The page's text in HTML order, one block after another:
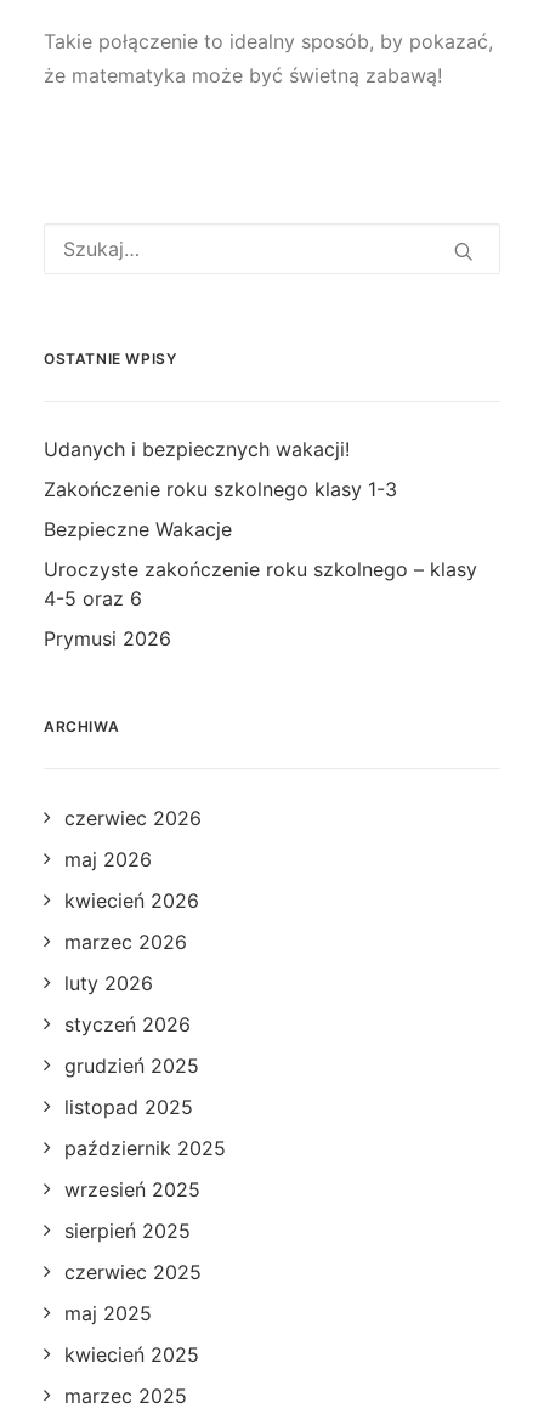
Takie połączenie to idealny sposób, by pokazać,
że matematyka może być świetną zabawą!
OSTATNIE WPISY
Udanych i bezpiecznych wakacji!
Zakończenie roku szkolnego klasy 1-3
Bezpieczne Wakacje
Uroczyste zakończenie roku szkolnego – klasy
4-5 oraz 6
Prymusi 2026
ARCHIWA
czerwiec 2026
maj 2026
kwiecień 2026
marzec 2026
luty 2026
styczeń 2026
grudzień 2025
listopad 2025
październik 2025
wrzesień 2025
sierpień 2025
czerwiec 2025
maj 2025
kwiecień 2025
marzec 2025